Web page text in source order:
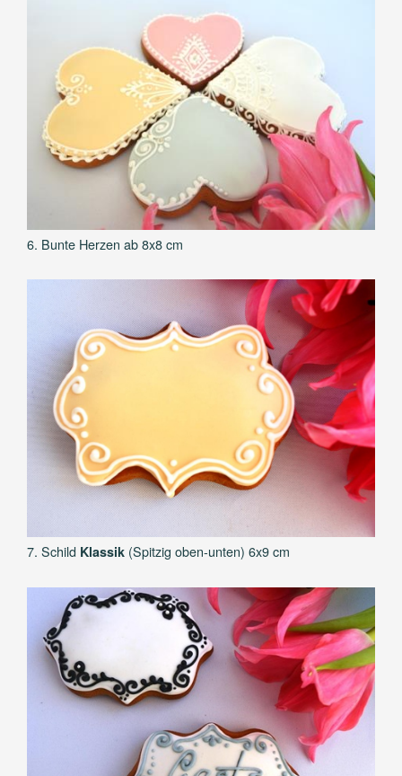
6. Bunte Herzen ab 8x8 cm
7. Schild Klassik (Spitzig oben-unten) 6x9 cm